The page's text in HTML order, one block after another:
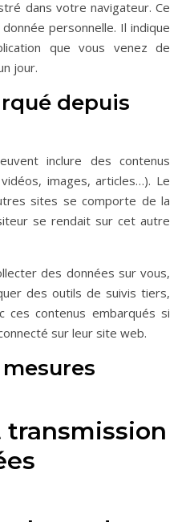
dans votre navigateur. Ce
personnelle. Il indique
que vous venez de
jour.
depuis
inclure des contenus
images, articles…). Le
sites se comporte de la
se rendait sur cet autre
des données sur vous,
des outils de suivis tiers,
ces contenus embarqués si
sur leur site web.